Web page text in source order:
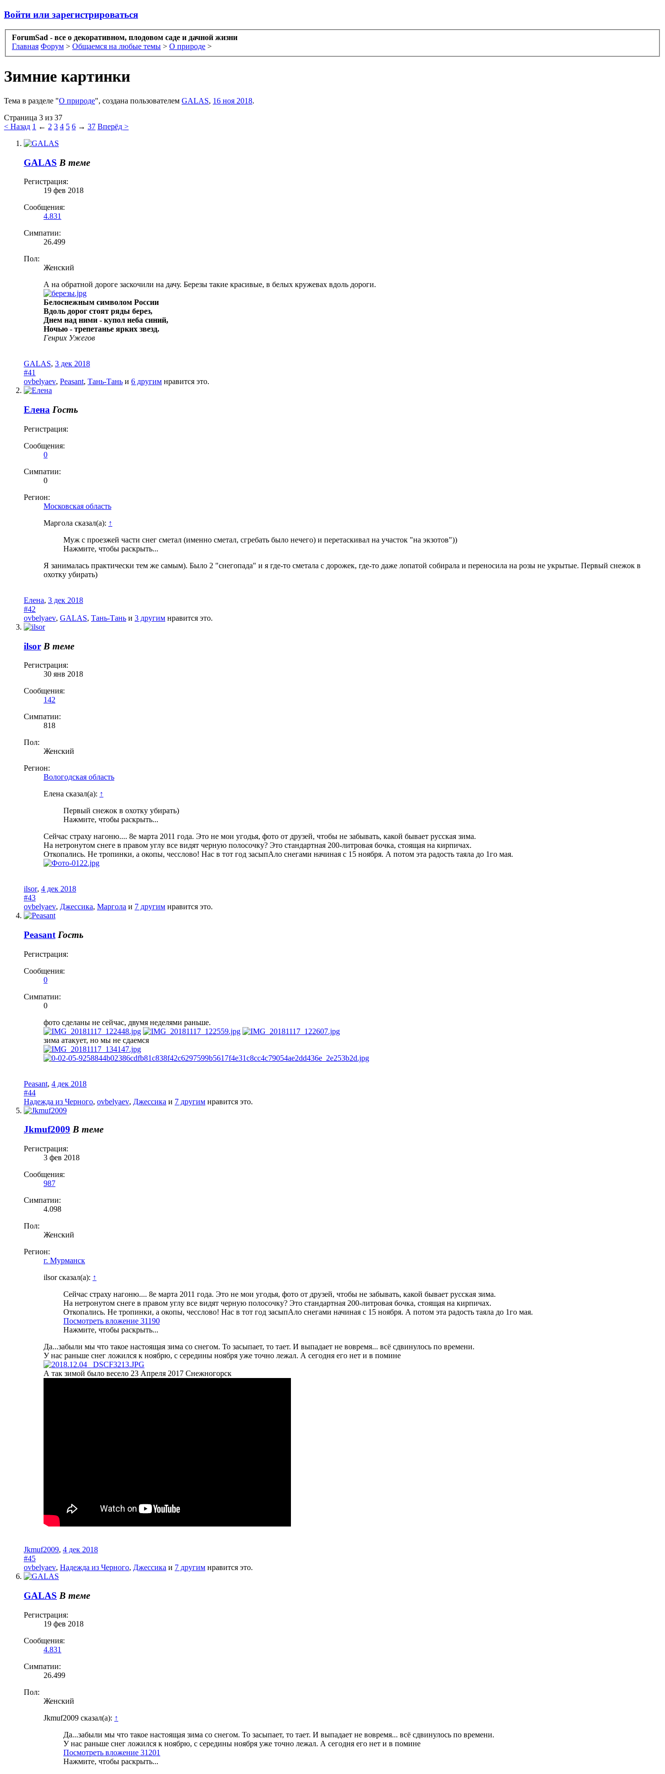
Войти или зарегистрироваться
ForumSad - все о декоративном, плодовом саде и дачной жизни
Главная Форум > Общаемся на любые темы > О природе >
Зимние картинки
Тема в разделе "О природе", создана пользователем GALAS, 16 ноя 2018.
Страница 3 из 37
< Назад 1 ← 2 3 4 5 6 → 37 Вперёд >
GALAS В теме
Регистрация:
19 фев 2018
Сообщения:
4.831
Симпатии:
26.499
Пол:
Женский
А на обратной дороге заскочили на дачу. Березы такие красивые, в белых кружевах вдоль дороги.
Белоснежным символом России
Вдоль дорог стоят ряды берез,
Днем над ними - купол неба синий,
Ночью - трепетанье ярких звезд.
Генрих Ужегов
GALAS, 3 дек 2018
#41
ovbelyaev, Peasant, Тань-Тань и 6 другим нравится это.
Елена Гость
Регистрация:
Сообщения:
0
Симпатии:
0
Регион:
Московская область
Маргола сказал(а): ↑
Муж с проезжей части снег сметал (именно сметал, сгребать было нечего) и перетаскивал на участок "на экзотов"))
Нажмите, чтобы раскрыть...
Я занималась практически тем же самым). Было 2 "снегопада" и я где-то сметала с дорожек, где-то даже лопатой собирала и переносила на розы не укрытые. Первый снежок в
охотку убирать)
Елена, 3 дек 2018
#42
ovbelyaev, GALAS, Тань-Тань и 3 другим нравится это.
ilsor В теме
Регистрация:
30 янв 2018
Сообщения:
142
Симпатии:
818
Пол:
Женский
Регион:
Вологодская область
Елена сказал(а): ↑
Первый снежок в охотку убирать)
Нажмите, чтобы раскрыть...
Сейчас страху нагоню.... 8е марта 2011 года. Это не мои угодья, фото от друзей, чтобы не забывать, какой бывает русская зима.
На нетронутом снеге в правом углу все видят черную полосочку? Это стандартная 200-литровая бочка, стоящая на кирпичах.
Откопались. Не тропинки, а окопы, чесслово! Нас в тот год засыпАло снегами начиная с 15 ноября. А потом эта радость таяла до 1го мая.
ilsor, 4 дек 2018
#43
ovbelyaev, Джессика, Маргола и 7 другим нравится это.
Peasant Гость
Регистрация:
Сообщения:
0
Симпатии:
0
фото сделаны не сейчас, двумя неделями раньше.
зима атакует, но мы не сдаемся
Peasant, 4 дек 2018
#44
Надежда из Черного, ovbelyaev, Джессика и 7 другим нравится это.
Jkmuf2009 В теме
Регистрация:
3 фев 2018
Сообщения:
987
Симпатии:
4.098
Пол:
Женский
Регион:
г. Мурманск
ilsor сказал(а): ↑
Сейчас страху нагоню.... 8е марта 2011 года. Это не мои угодья, фото от друзей, чтобы не забывать, какой бывает русская зима.
На нетронутом снеге в правом углу все видят черную полосочку? Это стандартная 200-литровая бочка, стоящая на кирпичах.
Откопались. Не тропинки, а окопы, чесслово! Нас в тот год засыпАло снегами начиная с 15 ноября. А потом эта радость таяла до 1го мая.
Посмотреть вложение 31190
Нажмите, чтобы раскрыть...
Да...забыли мы что такое настоящая зима со снегом. То засыпает, то тает. И выпадает не вовремя... всё сдвинулось по времени.
У нас раньше снег ложился к ноябрю, с середины ноября уже точно лежал. А сегодня его нет и в помине
А так зимой было весело 23 Апреля 2017 Снежногорск
Jkmuf2009, 4 дек 2018
#45
ovbelyaev, Надежда из Черного, Джессика и 7 другим нравится это.
GALAS В теме
Регистрация:
19 фев 2018
Сообщения:
4.831
Симпатии:
26.499
Пол:
Женский
Jkmuf2009 сказал(а): ↑
Да...забыли мы что такое настоящая зима со снегом. То засыпает, то тает. И выпадает не вовремя... всё сдвинулось по времени.
У нас раньше снег ложился к ноябрю, с середины ноября уже точно лежал. А сегодня его нет и в помине
Посмотреть вложение 31201
Нажмите, чтобы раскрыть...